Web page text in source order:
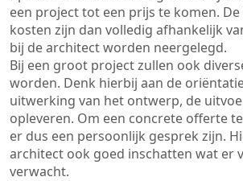
een project tot een prijs te komen.
kosten zijn dan volledig afhankelijk
bij de architect worden neergelegd.
Bij een groot project zullen ook
worden. Denk hierbij aan de
uitwerking van het ontwerp, de
opleveren. Om een concrete offerte
er dus een persoonlijk gesprek zijn.
architect ook goed inschatten wat er
verwacht.